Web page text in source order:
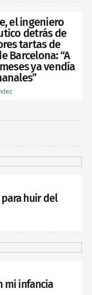
el ingeniero
detrás de
tartas de
Barcelona: “A
ya vendía
huir del
mi infancia